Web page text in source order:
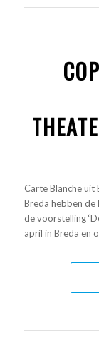
Carte Blanche
Breda hebben de
de voorstelling
april in Breda en